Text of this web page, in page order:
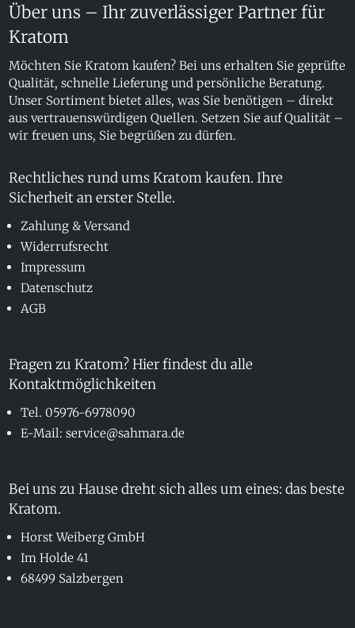
Über uns – Ihr zuverlässiger Partner für
Kratom
Möchten Sie Kratom kaufen? Bei uns erhalten Sie geprüfte
Qualität, schnelle Lieferung und persönliche Beratung.
Unser Sortiment bietet alles, was Sie benötigen – direkt
aus vertrauenswürdigen Quellen. Setzen Sie auf Qualität –
wir freuen uns, Sie begrüßen zu dürfen.
Rechtliches rund ums Kratom kaufen. Ihre
Sicherheit an erster Stelle.
Zahlung & Versand
Widerrufsrecht
Impressum
Datenschutz
AGB
Fragen zu Kratom? Hier findest du alle
Kontaktmöglichkeiten
Tel. 05976-6978090
E-Mail: service@sahmara.de
Bei uns zu Hause dreht sich alles um eines: das beste
Kratom.
Horst Weiberg GmbH
Im Holde 41
68499 Salzbergen